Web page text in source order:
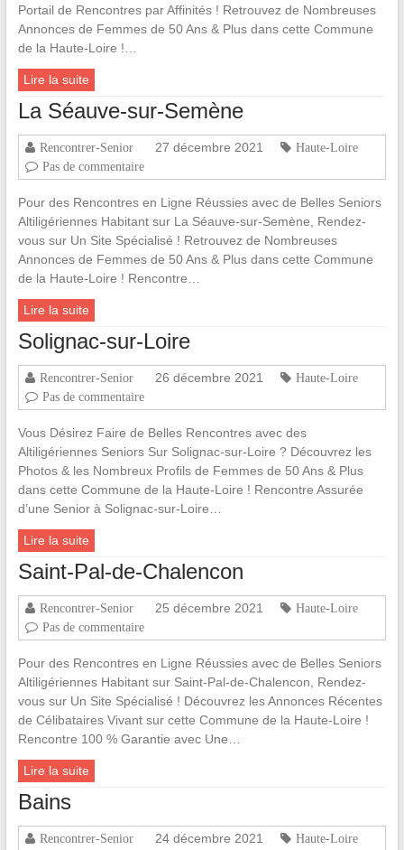
Portail de Rencontres par Affinités ! Retrouvez de Nombreuses
Annonces de Femmes de 50 Ans & Plus dans cette Commune
de la Haute-Loire !…
Lire la suite
La Séauve-sur-Semène
Rencontrer-Senior 27 décembre 2021
Haute-Loire
Pas de commentaire
Pour des Rencontres en Ligne Réussies avec de Belles Seniors
Altiligériennes Habitant sur La Séauve-sur-Semène, Rendez-
vous sur Un Site Spécialisé ! Retrouvez de Nombreuses
Annonces de Femmes de 50 Ans & Plus dans cette Commune
de la Haute-Loire ! Rencontre…
Lire la suite
Solignac-sur-Loire
Rencontrer-Senior 26 décembre 2021
Haute-Loire
Pas de commentaire
Vous Désirez Faire de Belles Rencontres avec des
Altiligériennes Seniors Sur Solignac-sur-Loire ? Découvrez les
Photos & les Nombreux Profils de Femmes de 50 Ans & Plus
dans cette Commune de la Haute-Loire ! Rencontre Assurée
d’une Senior à Solignac-sur-Loire…
Lire la suite
Saint-Pal-de-Chalencon
Rencontrer-Senior 25 décembre 2021
Haute-Loire
Pas de commentaire
Pour des Rencontres en Ligne Réussies avec de Belles Seniors
Altiligériennes Habitant sur Saint-Pal-de-Chalencon, Rendez-
vous sur Un Site Spécialisé ! Découvrez les Annonces Récentes
de Célibataires Vivant sur cette Commune de la Haute-Loire !
Rencontre 100 % Garantie avec Une…
Lire la suite
Bains
Rencontrer-Senior 24 décembre 2021
Haute-Loire